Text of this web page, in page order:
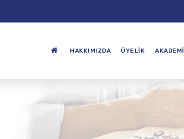
HAKKIMIZDA ÜYELIK AKADEMI